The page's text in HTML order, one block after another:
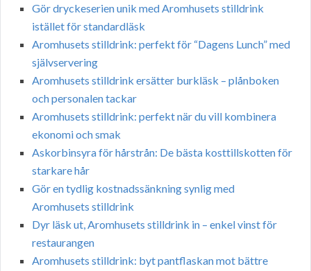
Gör dryckeserien unik med Aromhusets stilldrink
istället för standardläsk
Aromhusets stilldrink: perfekt för “Dagens Lunch” med
självservering
Aromhusets stilldrink ersätter burkläsk – plånboken
och personalen tackar
Aromhusets stilldrink: perfekt när du vill kombinera
ekonomi och smak
Askorbinsyra för hårstrån: De bästa kosttillskotten för
starkare hår
Gör en tydlig kostnadssänkning synlig med
Aromhusets stilldrink
Dyr läsk ut, Aromhusets stilldrink in – enkel vinst för
restaurangen
Aromhusets stilldrink: byt pantflaskan mot bättre